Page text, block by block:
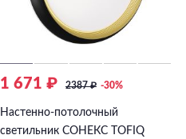
1 671 ₽ 2387₽ -30%
Настенно-потолочный
светильник СОНЕКС TOFIQ